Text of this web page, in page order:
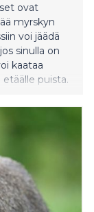
ovat
myrskyn
voi jäädä
sinulla on
kaataa
puista.
tielle. Jos
ja